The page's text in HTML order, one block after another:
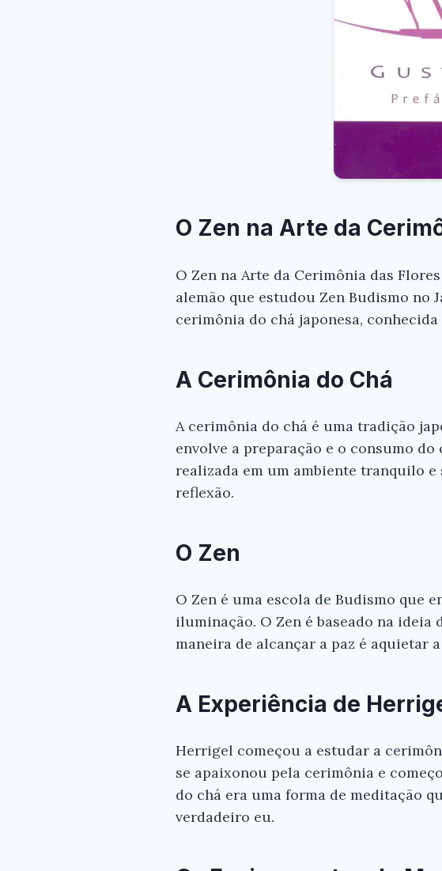
O Zen na Arte da
O Zen na Arte da Cerimônia das
alemão que estudou Zen Budismo no
cerimônia do chá japonesa,
A Cerimônia do Chá
A cerimônia do chá é uma tradição
envolve a preparação e o consumo
realizada em um ambiente tranquilo
reflexão.
O Zen
O Zen é uma escola de Budismo que
iluminação. O Zen é baseado na ideia
maneira de alcançar a paz é aquietar
A Experiência de
Herrigel começou a estudar a
se apaixonou pela cerimônia e
do chá era uma forma de meditação
verdadeiro eu.